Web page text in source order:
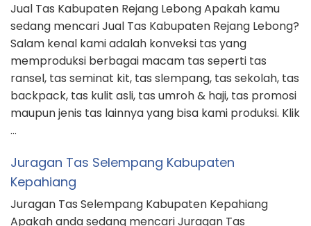
Jual Tas Kabupaten Rejang Lebong Apakah kamu
sedang mencari Jual Tas Kabupaten Rejang Lebong?
Salam kenal kami adalah konveksi tas yang
memproduksi berbagai macam tas seperti tas
ransel, tas seminat kit, tas slempang, tas sekolah, tas
backpack, tas kulit asli, tas umroh & haji, tas promosi
maupun jenis tas lainnya yang bisa kami produksi. Klik
…
Juragan Tas Selempang Kabupaten
Kepahiang
Juragan Tas Selempang Kabupaten Kepahiang
Apakah anda sedang mencari Juragan Tas